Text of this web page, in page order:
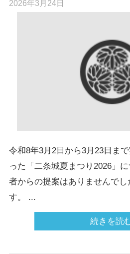
2026年3月24日
令和8年3月2日から3月23日ま
った「二条城夏まつり2026」
者からの提案はありませんでし
す。 ...
続きを読